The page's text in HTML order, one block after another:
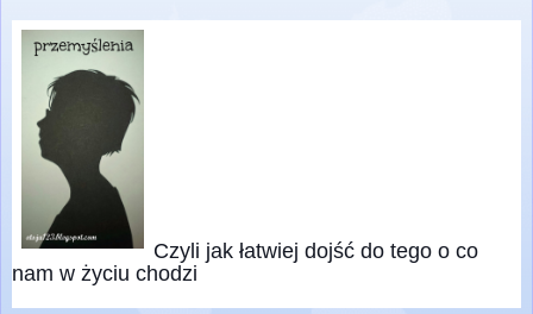
Czyli jak łatwiej dojść do tego o co
nam w życiu chodzi